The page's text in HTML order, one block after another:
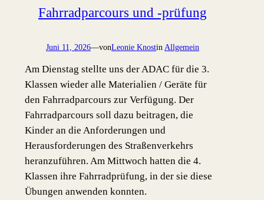
Fahrradparcours und -prüfung
Juni 11, 2026—vonLeonie Knostin Allgemein
Am Dienstag stellte uns der ADAC für die 3.
Klassen wieder alle Materialien / Geräte für
den Fahrradparcours zur Verfügung. Der
Fahrradparcours soll dazu beitragen, die
Kinder an die Anforderungen und
Herausforderungen des Straßenverkehrs
heranzuführen. Am Mittwoch hatten die 4.
Klassen ihre Fahrradprüfung, in der sie diese
Übungen anwenden konnten.